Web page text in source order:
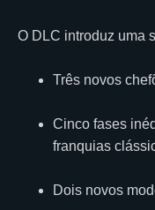
O DLC introduz uma
Três novos
Cinco fases
franquias
Dois novos